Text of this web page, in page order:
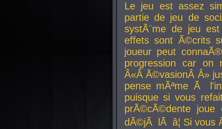
Le jeu est assez
partie de jeu de
systÃ¨me de jeu
effets sont Ã©crits
joueur peut
progression car
Â«Â Ã©vasionÂ Â»
pense mÃªme Ã
puisque si vous
prÃ©cÃ©dente
dÃ©jÃ lÃ â¦ Si vous